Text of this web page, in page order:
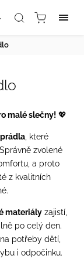
malé slečny! 💖
, které
zvolené
a proto
z kvalitních
materiály zajistí,
po celý den.
potřeby dětí,
i odpočinku.